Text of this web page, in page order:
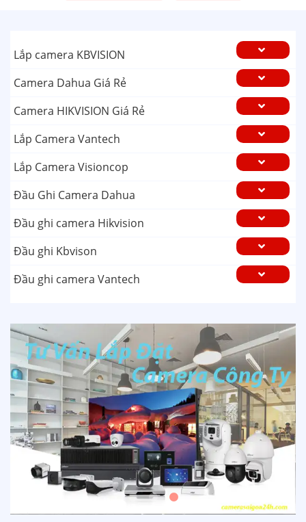
Lắp camera KBVISION
Camera Dahua Giá Rẻ
Camera HIKVISION Giá Rẻ
Lắp Camera Vantech
Lắp Camera Visioncop
Đầu Ghi Camera Dahua
Đầu ghi camera Hikvision
Đầu ghi Kbvison
Đầu ghi camera Vantech